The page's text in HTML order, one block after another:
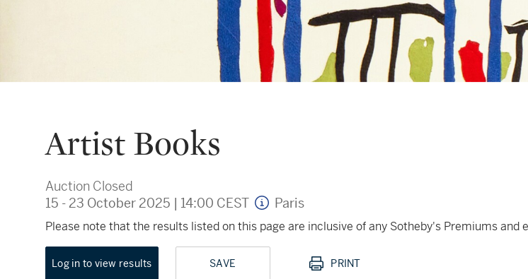
Artist Books
Auction Closed
15 - 23 October 2025 | 14:00 CEST Paris
Please note that the results listed on this page are inclusive of any Sotheby's Premiums
Log in to view results SAVE PRINT